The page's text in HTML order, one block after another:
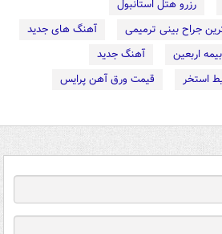
رزرو هتل استانبول
جراح بینی ترمیمی
آهنگ های جدید
اربعین
آهنگ جدید
استخر
قیمت ورق آهن پرایس